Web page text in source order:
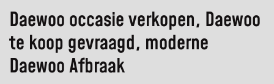
Daewoo occasie verkopen, Daewoo
te koop gevraagd, moderne
Daewoo Afbraak